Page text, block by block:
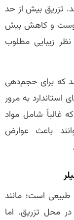
تزریق بیش از حد
پوست و کاهش بیش
زیبایی مطلوب
که برای حجم‌دهی
به مرور
غالباً شامل مواد
باعث عوارض
طبیعی است؛ مانند
محل تزریق. اما